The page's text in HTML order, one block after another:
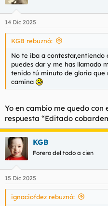
i
e
s
14 Dic 2025
KGB rebuznó:
No te iba a contestar,entiendo
puedes dar y me has llamado
tenido tú minuto de gloria que
camina
Yo en cambio me quedo
respuesta “Editado
KGB
Forero del todo a cien
15 Dic 2025
ignaciofdez rebuznó: